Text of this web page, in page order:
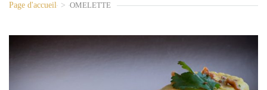
Page d'accueil > OMELETTE